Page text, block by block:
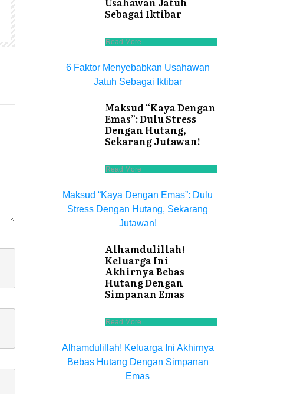
Sebagai Iktibar
Read More
6 Faktor Menyebabkan Usahawan
Jatuh Sebagai Iktibar
Maksud “Kaya Dengan
Emas”: Dulu Stress
Dengan Hutang,
Sekarang Jutawan!
Read More
Maksud “Kaya Dengan Emas”: Dulu
Stress Dengan Hutang, Sekarang
Jutawan!
Alhamdulillah!
Keluarga Ini
Akhirnya Bebas
Hutang Dengan
Simpanan Emas
Read More
Alhamdulillah! Keluarga Ini Akhirnya
Bebas Hutang Dengan Simpanan
Emas